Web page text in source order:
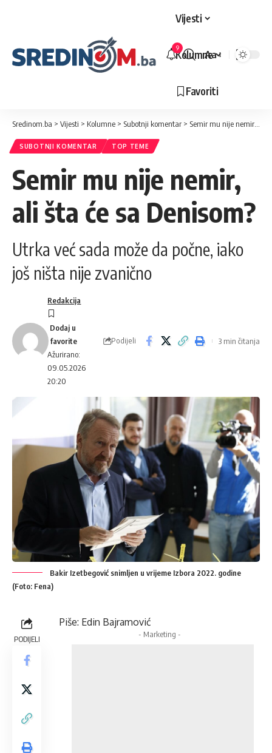
Vijesti
Kolumne
Favoriti
9
Veličina
Aa
Sredinom.ba > Vijesti > Kolumne > Subotnji komentar > Semir mu nije nemir, ali šta će sa Denisom?
SUBOTNJI KOMENTAR TOP TEME
Semir mu nije nemir,
ali šta će sa Denisom?
Utrka već sada može da počne, iako
još ništa nije zvanično
Ažurirano:
09.05.2026
20:20
Redakcija
Podijeli 3 min čitanja
Bakir Izetbegović snimljen u vrijeme Izbora 2022. godine
(Foto: Fena)
PODIJELI
Piše: Edin Bajramović
- Marketing -